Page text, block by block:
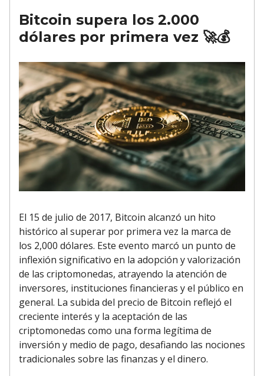
Bitcoin supera los 2.000
dólares por primera vez 🚀💰
El 15 de julio de 2017, Bitcoin alcanzó un hito
histórico al superar por primera vez la marca de
los 2,000 dólares. Este evento marcó un punto de
inflexión significativo en la adopción y valorización
de las criptomonedas, atrayendo la atención de
inversores, instituciones financieras y el público en
general. La subida del precio de Bitcoin reflejó el
creciente interés y la aceptación de las
criptomonedas como una forma legítima de
inversión y medio de pago, desafiando las nociones
tradicionales sobre las finanzas y el dinero.